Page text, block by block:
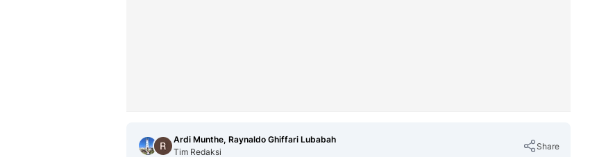
Ardi Munthe, Raynaldo Ghiffari Lubabah
Tim Redaksi
Share